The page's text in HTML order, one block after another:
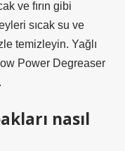
ve fırın gibi
sıcak su ve
temizleyin. Yağlı
Power Degreaser
nasıl